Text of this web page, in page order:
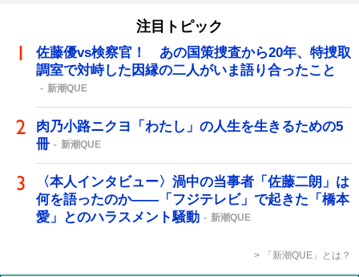
注目トピック
佐藤優vs検察官！ あの国策捜査から20年、特捜取
調室で対峙した因縁の二人がいま語り合ったこと
新潮QUE
肉乃小路ニクヨ「わたし」の人生を生きるための5
冊
新潮QUE
〈本人インタビュー〉渦中の当事者「佐藤二朗」は
何を語ったのか――「フジテレビ」で起きた「橋本
愛」とのハラスメント騒動
新潮QUE
「新潮QUE」とは？